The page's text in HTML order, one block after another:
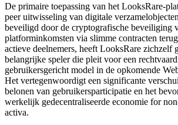
De primaire toepassing van het LooksRare-
peer uitwisseling van digitale
beveiligd door de cryptografische beveiliging
platforminkomsten via slimme contracten
actieve deelnemers, heeft LooksRare zichzelf
belangrijke speler die pleit voor een
gebruikersgericht model in de opkomende
Het vertegenwoordigt een significante
belonen van gebruikersparticipatie en het
werkelijk gedecentraliseerde economie for
activa.